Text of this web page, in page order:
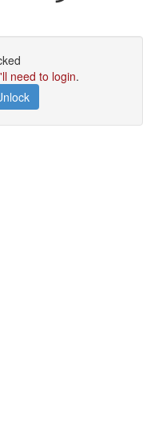
need to login.